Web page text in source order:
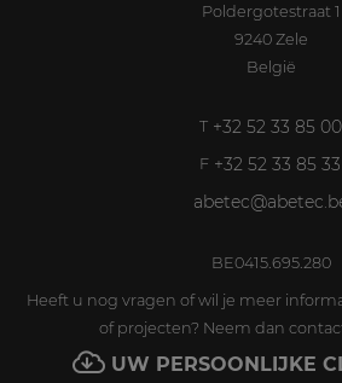
Poldergotestraat 1
9240 Zele
België
T +32 52 33 85 00
F +32 52 33 85 33
BE0415.695.280
Heeft u nog vragen of wil je meer
of projecten? Neem dan
UW PERSOONLIJKE